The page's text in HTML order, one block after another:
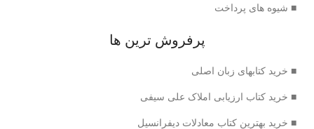
■ شیوه های پرداخت
پرفروش ترین ها
■ خرید کتابهای زبان اصلی
■ خرید کتاب ارزیابی املاک علی سیفی
■ خرید بهترین کتاب معادلات دیفرانسیل